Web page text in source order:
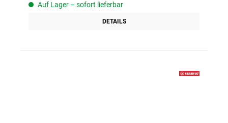
Auf Lager – sofort lieferbar
DETAILS